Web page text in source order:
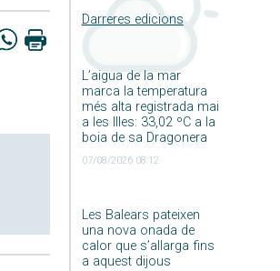
Darreres edicions
L’aigua de la mar
marca la temperatura
més alta registrada mai
a les Illes: 33,02 ºC a la
boia de sa Dragonera
07/08/2026 08:12
Les Balears pateixen
una nova onada de
calor que s’allarga fins
a aquest dijous